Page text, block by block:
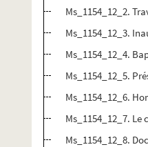
Ms_1154_12_2.
Ms_1154_12_3.
Ms_1154_12_4.
Ms_1154_12_5.
Ms_1154_12_6.
Ms_1154_12_7.
Ms_1154_12_8.